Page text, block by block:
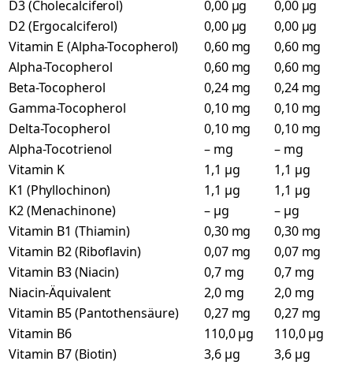
D3 (Cholecalciferol)
0,00 µg
0,00 µg
D2 (Ergocalciferol)
0,00 µg
0,00 µg
Vitamin E (Alpha-Tocopherol)
0,60 mg
0,60 mg
Alpha-Tocopherol
0,60 mg
0,60 mg
Beta-Tocopherol
0,24 mg
0,24 mg
Gamma-Tocopherol
0,10 mg
0,10 mg
Delta-Tocopherol
0,10 mg
0,10 mg
Alpha-Tocotrienol
– mg
– mg
Vitamin K
1,1 µg
1,1 µg
K1 (Phyllochinon)
1,1 µg
1,1 µg
K2 (Menachinone)
– µg
– µg
Vitamin B1 (Thiamin)
0,30 mg
0,30 mg
Vitamin B2 (Riboflavin)
0,07 mg
0,07 mg
Vitamin B3 (Niacin)
0,7 mg
0,7 mg
Niacin-Äquivalent
2,0 mg
2,0 mg
Vitamin B5 (Pantothensäure)
0,27 mg
0,27 mg
Vitamin B6
110,0 µg
110,0 µg
Vitamin B7 (Biotin)
3,6 µg
3,6 µg